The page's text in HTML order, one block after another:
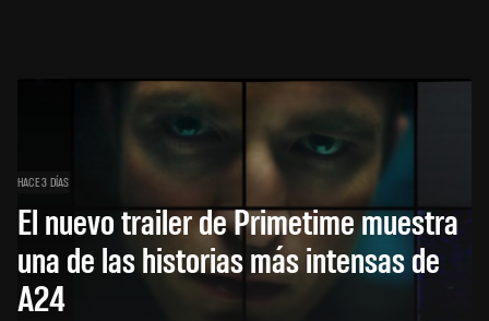
HACE 3 DÍAS
El nuevo trailer de Primetime muestra
una de las historias más intensas de
A24